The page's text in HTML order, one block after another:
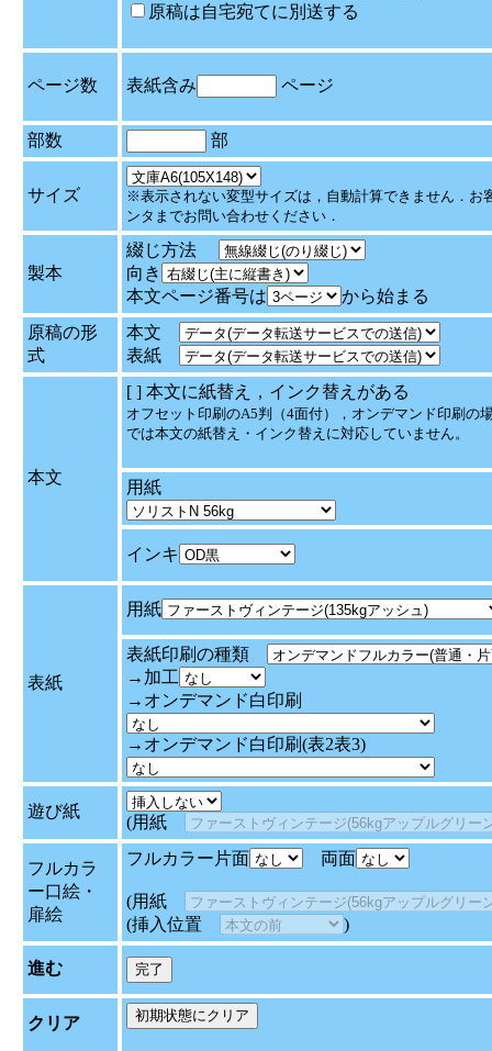
原稿は自宅宛てに別送する
ページ数 表紙含み ページ
部数 部
サイズ
※表示されない変型サイズは，自動計算できません．お
ンタまでお問い合わせください．
製本
綴じ方法
向き
本文ページ番号は
から始まる
原稿の形
式
本文
表紙
本文
[ ] 本文に紙替え，インク替えがある
オフセット印刷のA5判（4面付），オンデマンド印刷の
では本文の紙替え・インク替えに対応していません。
用紙
インキ
表紙
用紙
表紙印刷の種類
→加工
→オンデマンド白印刷
→オンデマンド白印刷(表2表3)
遊び紙
(用紙
フルカラ
ー口絵・
扉絵
フルカラー片面 両面
(用紙
(挿入位置
)
進む
クリア